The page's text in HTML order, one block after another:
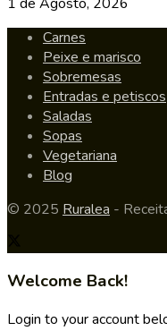
Carnes
Peixe e marisco
Sobremesas
Entradas e petiscos
Saladas
Sopas
Vegetariana
Blog
© 2025 Ruralea -
Welcome Back!
Login to your account